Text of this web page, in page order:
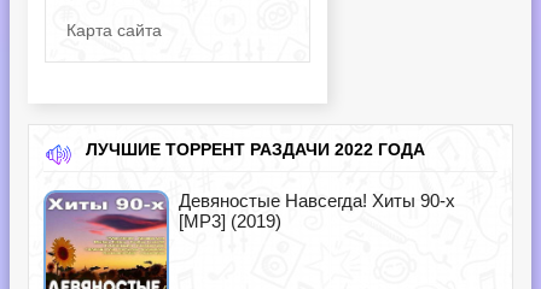
Карта сайта
ЛУЧШИЕ ТОРРЕНТ РАЗДАЧИ 2022 ГОДА
Девяностые Навсегда! Хиты 90-х
[MP3] (2019)